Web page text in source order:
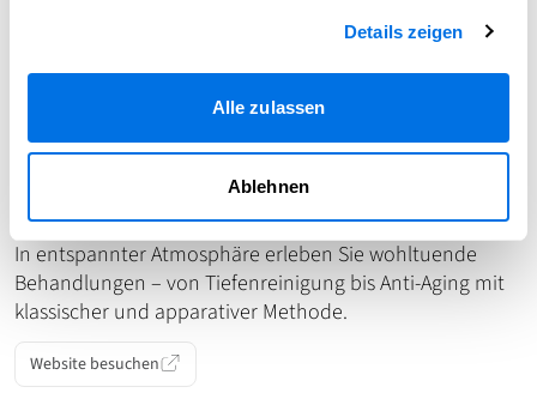
Details zeigen
Alle zulassen
Ablehnen
Fachwissen & Erfahrung aus 24 Jahren Praxis
Ihre Beauty-Oase im Raum Heidelberg
Ruhe, Wirkung, Resultat – Ihre Zeit bei
uns.
In entspannter Atmosphäre erleben Sie wohltuende
Behandlungen – von Tiefenreinigung bis Anti-Aging mit
klassischer und apparativer Methode.
Website besuchen